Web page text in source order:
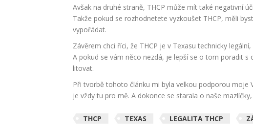
Avšak na druhé straně, THCP může mít také negativní
Takže pokud se rozhodnetete vyzkoušet THCP, měli
vypořádat.
Závěrem chci říci, že THCP je v Texasu technicky
A pokud se vám něco nezdá, je lepší se o tom poradit
litovat.
Při tvorbě tohoto článku mi byla velkou podporou moje
je vždy tu pro mě. A dokonce se starala o naše
THCP TEXAS LEGALITA THCP